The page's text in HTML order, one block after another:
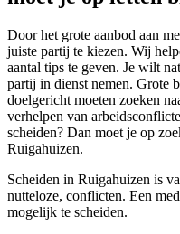
Door het grote aanbod aan
juiste partij te kiezen. Wij
aantal tips te geven. Je wilt
partij in dienst nemen. Grote
doelgericht moeten zoeken
verhelpen van
scheiden? Dan moet je op
Ruigahuizen.
Scheiden in Ruigahuizen is
nutteloze, conflicten. Een
mogelijk te scheiden.